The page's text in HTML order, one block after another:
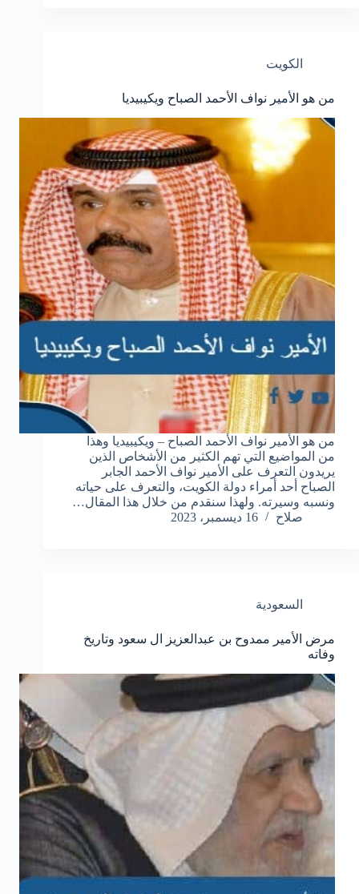
الكويت
من هو الأمير نواف الأحمد الصباح ويكيبيديا
من هو الأمير نواف الأحمد الصباح – ويكيبيديا وهذا
من المواضيع التي تهم الكثير من الأشخاص الذين
يريدون التعرف على الأمير نواف الأحمد الجابر
الصباح أحد أمراء دولة الكويت، والتعرف على حياته
ونسبه وسيرته. ولهذا سنقدم من خلال هذا المقال…
صلاح
16 ديسمبر، 2023
السعودية
مرض الأمير ممدوح بن عبدالعزيز ال سعود وتاريخ
وفاته